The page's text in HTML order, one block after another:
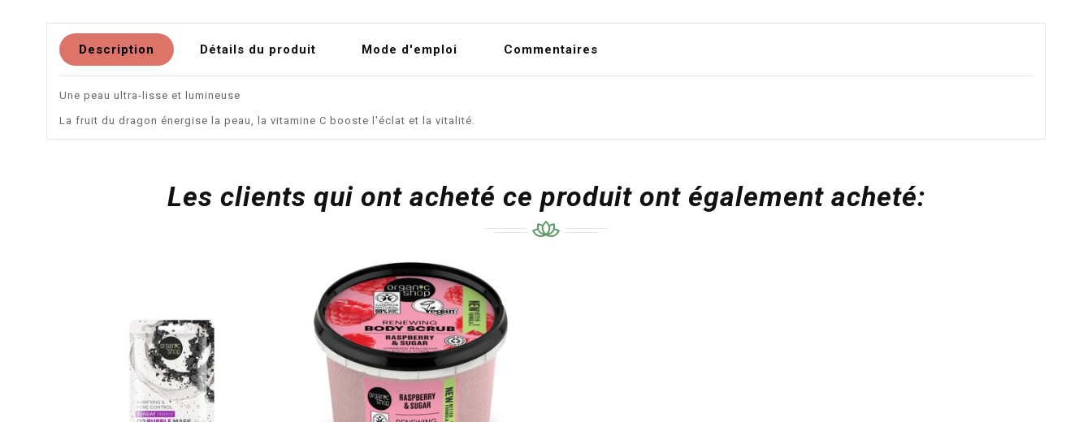
Description Détails du produit Mode d'emploi Commentaires
Une peau ultra-lisse et lumineuse
La fruit du dragon énergise la peau, la vitamine C booste l'éclat et la vitalité.
Les clients qui ont acheté ce produit ont également acheté: